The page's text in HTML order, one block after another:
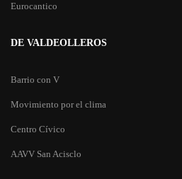
Eurocantico
DE VALDEOLLEROS
Barrio con V
Movimiento por el clima
Centro Cívico
AAVV San Acisclo